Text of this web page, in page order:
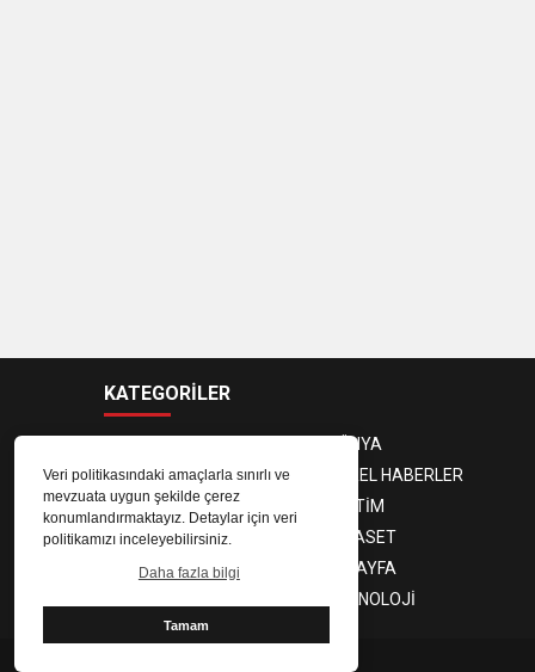
Veri politikasındaki amaçlarla sınırlı ve
mevzuata uygun şekilde çerez
konumlandırmaktayız. Detaylar için veri
politikamızı inceleyebilirsiniz.
Daha fazla bilgi
Tamam
KATEGORİLER
DÜNYA
GÜNDEM
YEREL HABERLER
EKONOMİ
EĞİTİM
MAGAZİN
SİYASET
SPOR
3. SAYFA
TEKNOLOJİ